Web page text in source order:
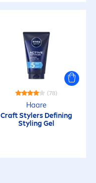
(78)
Haare
Craft Stylers Defining
Styling Gel